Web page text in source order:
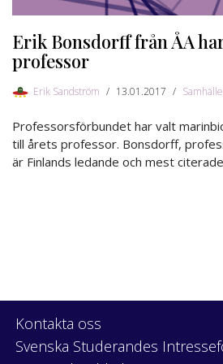
Erik Bonsdorff från ÅA
professor
Erik Sandström 13.01.2017
Professorsförbundet har valt
till årets professor. Bonsdorff,
är Finlands ledande och mest
Kontakta oss
Svenska Studerandes